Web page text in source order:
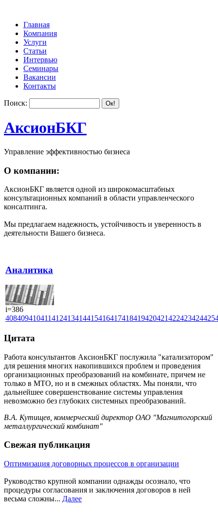
Главная
Компания
Услуги
Статьи
Интервью
Семинары
Вакансии
Контакты
Поиск:
АксионБКГ
Управление эффективностью бизнеса
О компании:
АксионБКГ является одной из широкомасштабных
консультационных компаний в области управленческого
консалтинга.
Мы предлагаем надежность, устойчивость и уверенность в
деятельности Вашего бизнеса.
Аналитика
i=386
408409410411412413414415416417418419420421422423424425
Цитата
Работа консультантов АксионБКГ послужила "катализатором"
для решения многих накопившихся проблем и проведения
организационных преобразований на комбинате, причем не
только в МТО, но и в смежных областях. Мы поняли, что
дальнейшее совершенствование системы управления
невозможно без глубоких системных преобразований.
В.А. Кутищев, коммерческий директор ОАО "Магнитогорский
металлургический комбинат"
Свежая публикация
Оптимизация договорных процессов в организации
Руководство крупной компании однажды осознало, что
процедуры согласования и заключения договоров в ней
весьма сложны... Далее